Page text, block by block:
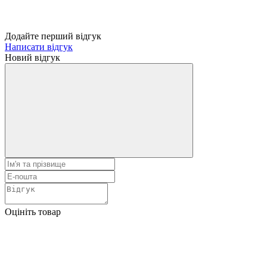
Додайте перший відгук
Написати відгук
Новий відгук
Оцініть товар